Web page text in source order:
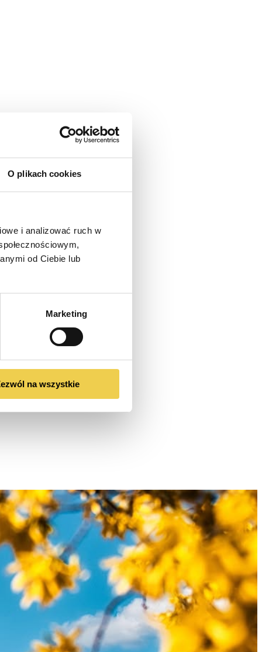
O plikach cookies
i analizować ruch w
od Ciebie lub
Marketing
na wszystkie